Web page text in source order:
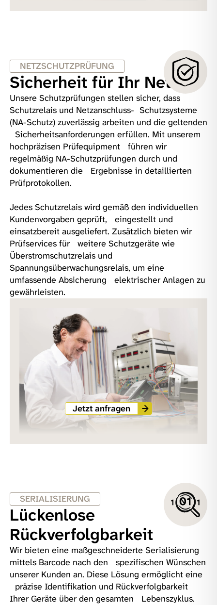
NETZSCHUTZPRÜFUNG
Sicherheit für Ihr Netz
Unsere Schutzprüfungen stellen sicher, dass
Schutzrelais und Netzanschluss- Schutzsysteme
(NA-Schutz) zuverlässig arbeiten und die geltenden
Sicherheitsanforderungen erfüllen. Mit unserem
hochpräzisen Prüfequipment führen wir
regelmäßig NA-Schutzprüfungen durch und
dokumentieren die Ergebnisse in detaillierten
Prüfprotokollen.
Jedes Schutzrelais wird gemäß den individuellen
Kundenvorgaben geprüft, eingestellt und
einsatzbereit ausgeliefert. Zusätzlich bieten wir
Prüfservices für weitere Schutzgeräte wie
Überstromschutzrelais und
Spannungsüberwachungsrelais, um eine
umfassende Absicherung elektrischer Anlagen zu
gewährleisten.
Jetzt anfragen
SERIALISIERUNG
Lückenlose
Rückverfolgbarkeit
Wir bieten eine maßgeschneiderte Serialisierung
mittels Barcode nach den spezifischen Wünschen
unserer Kunden an. Diese Lösung ermöglicht eine
präzise Identifikation und Rückverfolgbarkeit
Ihrer Geräte über den gesamten Lebenszyklus.